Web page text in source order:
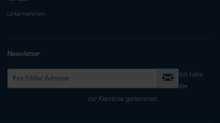
Unternehmen
Newsletter
Ich habe
die
zur Kenntnis genommen.